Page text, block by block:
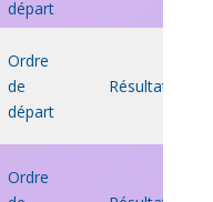
départ
Ordre
de
départ
Résultats
Ordre